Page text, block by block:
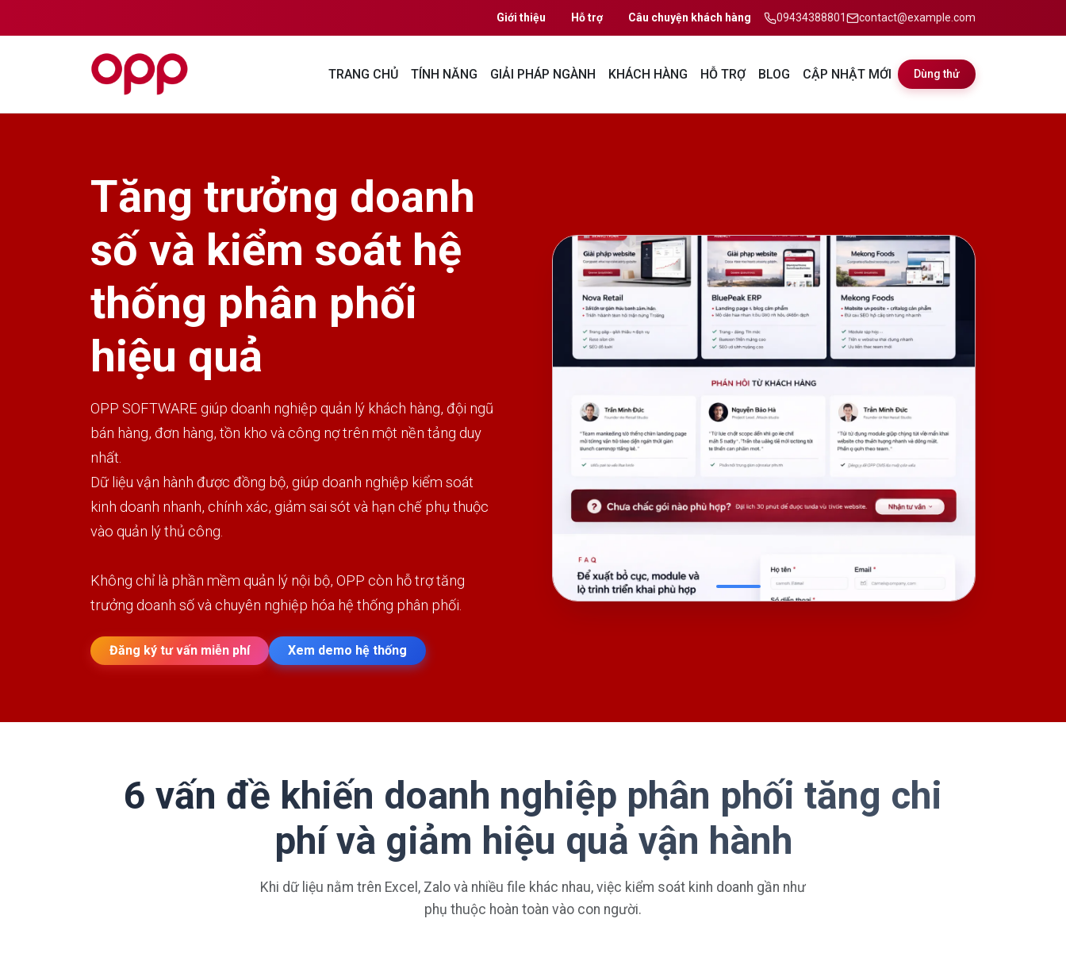
Giới thiệu Hỗ trợ Câu chuyện khách hàng 09434388801 contact@example.com
TRANG CHỦ TÍNH NĂNG GIẢI PHÁP NGÀNH KHÁCH HÀNG HỖ TRỢ BLOG CẬP NHẬT MỚI Dùng thử
Tăng trưởng doanh
số và kiểm soát hệ
thống phân phối
hiệu quả
OPP SOFTWARE giúp doanh nghiệp quản lý khách hàng, đội ngũ
bán hàng, đơn hàng, tồn kho và công nợ trên một nền tảng duy
nhất.
Dữ liệu vận hành được đồng bộ, giúp doanh nghiệp kiểm soát
kinh doanh nhanh, chính xác, giảm sai sót và hạn chế phụ thuộc
vào quản lý thủ công.
Không chỉ là phần mềm quản lý nội bộ, OPP còn hỗ trợ tăng
trưởng doanh số và chuyên nghiệp hóa hệ thống phân phối.
Đăng ký tư vấn miễn phí Xem demo hệ thống
6 vấn đề khiến doanh nghiệp phân phối tăng chi
phí và giảm hiệu quả vận hành
Khi dữ liệu nằm trên Excel, Zalo và nhiều file khác nhau, việc kiểm soát kinh doanh gần như
phụ thuộc hoàn toàn vào con người.